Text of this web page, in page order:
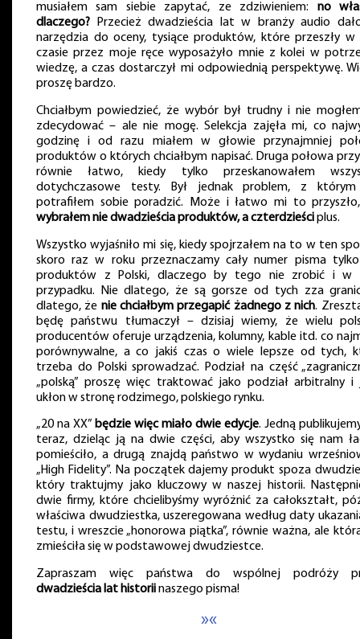
musiałem sam siebie zapytać, ze zdziwieniem: no
dlaczego? Przecież dwadzieścia lat w branży audio
narzędzia do oceny, tysiące produktów, które przeszły
czasie przez moje ręce wyposażyło mnie z kolei w
wiedzę, a czas dostarczył mi odpowiednią perspektywę.
proszę bardzo.
Chciałbym powiedzieć, że wybór był trudny i nie
zdecydować – ale nie mogę. Selekcja zajęła mi, co
godzinę i od razu miałem w głowie przynajmniej
produktów o których chciałbym napisać. Druga połowa
równie łatwo, kiedy tylko przeskanowałem
dotychczasowe testy. Był jednak problem, z
potrafiłem sobie poradzić. Może i łatwo mi to
wybrałem nie dwadzieścia produktów, a czterdzieściplus.
Wszystko wyjaśniło mi się, kiedy spojrzałem na to w ten
skoro raz w roku przeznaczamy cały numer pisma
produktów z Polski, dlaczego by tego nie zrobić i w
przypadku. Nie dlatego, że są gorsze od tych zza
dlatego, że nie chciałbym przegapić żadnego z nich.
będę państwu tłumaczył – dzisiaj wiemy, że wielu
producentów oferuje urządzenia, kolumny, kable itd. co
porównywalne, a co jakiś czas o wiele lepsze od tych,
trzeba do Polski sprowadzać. Podział na część
„polską” proszę więc traktować jako podział arbitralny i
ukłon w stronę rodzimego, polskiego rynku.
„20 na XX” będzie więc miało dwie edycje. Jedną
teraz, dzieląc ją na dwie części, aby wszystko się nam
pomieściło, a drugą znajdą państwo w wydaniu
„High Fidelity”. Na początek dajemy produkt spoza
który traktujmy jako kluczowy w naszej historii.
dwie firmy, które chcielibyśmy wyróżnić za całokształt,
właściwa dwudziestka, uszeregowana według daty
testu, i wreszcie „honorowa piątka”, równie ważna, ale
zmieściła się w podstawowej dwudziestce.
Zapraszam więc państwa do wspólnej podróży
dwadzieścia lat historiinaszego pisma!
»«